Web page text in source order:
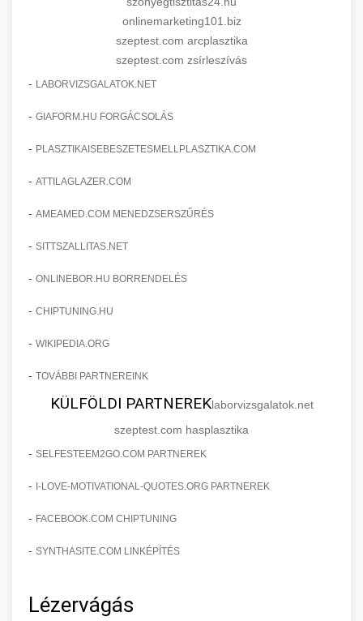
onlinemarketing101.biz
szeptest.com arcplasztika
szeptest.com zsírleszívás
- LABORVIZSGALATOK.NET
- GIAFORM.HU FORGÁCSOLÁS
- PLASZTIKAISEBESZETESMELLPLASZTIKA.COM
- ATTILAGLAZER.COM
- AMEAMED.COM MENEDZSERSZŰRÉS
- SITTSZALLITAS.NET
- ONLINEBOR.HU BORRENDELÉS
- CHIPTUNING.HU
- WIKIPEDIA.ORG
- TOVÁBBI PARTNEREINK
KÜLFÖLDI PARTNEREKlaborvizsgalatok.net
szeptest.com hasplasztika
- SELFESTEEM2GO.COM PARTNEREK
- I-LOVE-MOTIVATIONAL-QUOTES.ORG PARTNEREK
- FACEBOOK.COM CHIPTUNING
- SYNTHASITE.COM LINKÉPÍTÉS
Lézervágás